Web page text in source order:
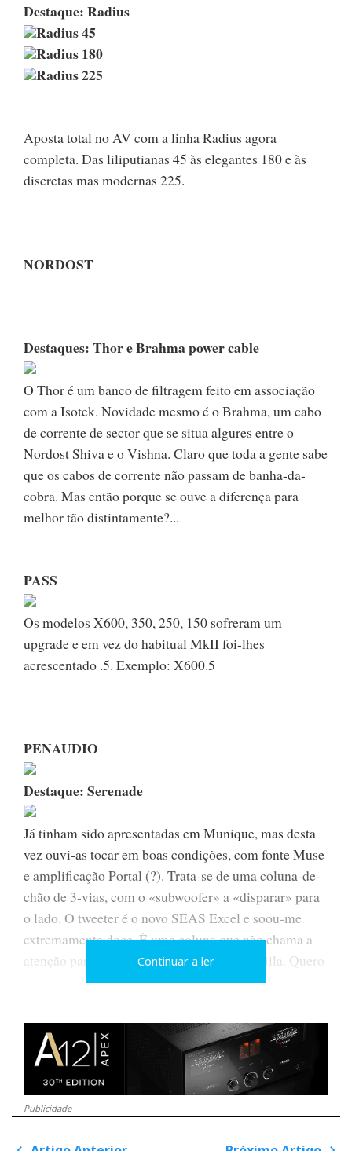
Destaque: Radius
Radius 45
Radius 180
Radius 225
Aposta total no AV com a linha Radius agora
completa. Das liliputianas 45 às elegantes 180 e às
discretas mas modernas 225.
NORDOST
Destaques: Thor e Brahma power cable
O Thor é um banco de filtragem feito em associação
com a Isotek. Novidade mesmo é o Brahma, um cabo
de corrente de sector que se situa algures entre o
Nordost Shiva e o Vishna. Claro que toda a gente sabe
que os cabos de corrente não passam de banha-da-
cobra. Mas então porque se ouve a diferença para
melhor tão distintamente?...
PASS
Os modelos X600, 350, 250, 150 sofreram um
upgrade e em vez do habitual MkII foi-lhes
acrescentado .5. Exemplo: X600.5
PENAUDIO
Destaque: Serenade
Já tinham sido apresentadas em Munique, mas desta
vez ouvi-as tocar em boas condições, com fonte Muse
e amplificação Portal (?). Trata-se de uma coluna-de-
chão de 3-vias, com o «subwoofer» a «disparar» para
o lado. O tweeter é o novo SEAS Excel e soou-me
extremamente doce. É uma coluna que não chama a
atenção para si, bem ao gosto de Sami Pentiila. Quero
ouvir mais...
PATHOS
Continuar a ler
Publicidade